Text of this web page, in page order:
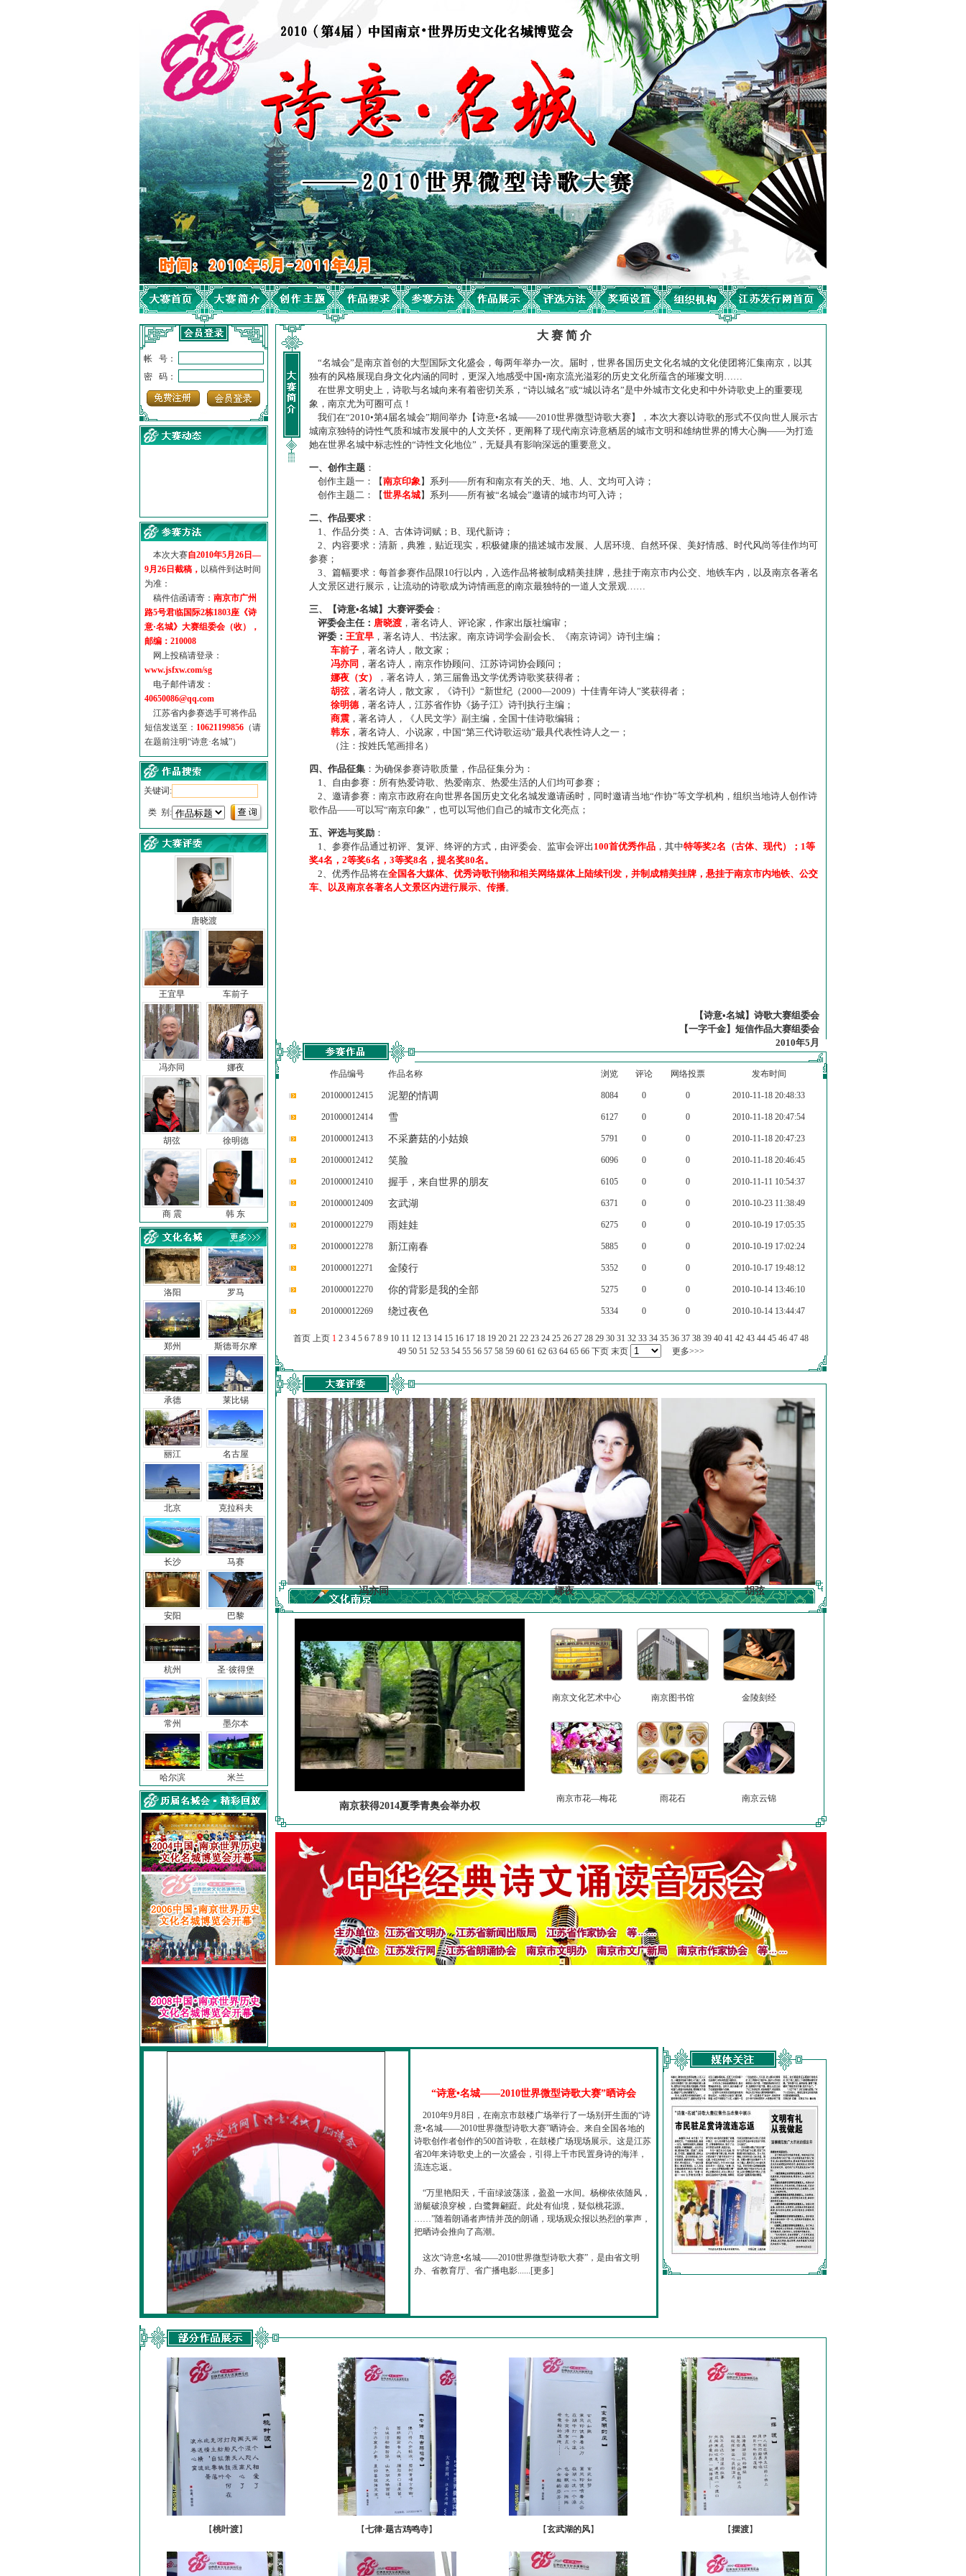
帐 号：
密 码：
诗意名城·地铁时间
·地铁完美呈现【诗意·名城...
参赛作品多达5000多首
“诗意·名城”晒诗会
特别通知--致广大诗词爱好...
本次大赛自2010年5月26日—
9月26日截稿， 以稿件到达时间
为准：
稿件信函请寄： 南京市广州
路5号君临国际2栋1803座《诗
意·名城》大赛组委会（收），
邮编：210008
网上投稿请登录：
www.jsfxw.com/sg
电子邮件请发：
40650086@qq.com
江苏省内参赛选手可将作品
短信发送至： 10621199856 （请
在题前注明“诗意·名城”）
关键词:
类 别:
唐晓渡
王宜早 车前子
冯亦同 娜夜
胡弦 徐明德
商 震 韩 东
洛阳
郑州
承德
丽江
北京
长沙
安阳
杭州
常州
哈尔滨
罗马
斯德哥尔摩
莱比锡
名古屋
克拉科夫
马赛
巴黎
圣·彼得堡
墨尔本
米兰
大 赛 简 介
“名城会”是南京首创的大型国际文化盛会，每两年举办一次。届时，世界各国历史文化名城的文化使团将汇集南京，以其
独有的风格展现自身文化内涵的同时，更深入地感受中国•南京流光溢彩的历史文化所蕴含的璀璨文明……
在世界文明史上，诗歌与名城向来有着密切关系，“诗以城名”或“城以诗名”是中外城市文化史和中外诗歌史上的重要现
象，南京尤为可圈可点！
我们在“2010•第4届名城会”期间举办【诗意•名城——2010世界微型诗歌大赛】，本次大赛以诗歌的形式不仅向世人展示古
城南京独特的诗性气质和城市发展中的人文关怀，更阐释了现代南京诗意栖居的城市文明和雄纳世界的博大心胸——为打造
她在世界名城中标志性的“诗性文化地位”，无疑具有影响深远的重要意义。
一、创作主题 ：
创作主题一：【南京印象】系列——所有和南京有关的天、地、人、文均可入诗；
创作主题二：【世界名城】系列——所有被“名城会”邀请的城市均可入诗；
二、作品要求 ：
1、作品分类：A、古体诗词赋；B、现代新诗；
2、内容要求：清新，典雅，贴近现实，积极健康的描述城市发展、人居环境、自然环保、美好情感、时代风尚等佳作均可
参赛；
3、篇幅要求：每首参赛作品限10行以内，入选作品将被制成精美挂牌，悬挂于南京市内公交、地铁车内，以及南京各著名
人文景区进行展示，让流动的诗歌成为诗情画意的南京最独特的一道人文景观……
三、【诗意•名城】大赛评委会 ：
评委会主任： 唐晓渡 ，著名诗人、评论家，作家出版社编审；
评委： 王宜早 ，著名诗人、书法家。南京诗词学会副会长、《南京诗词》诗刊主编；
车前子 ，著名诗人，散文家；
冯亦同 ，著名诗人，南京作协顾问、江苏诗词协会顾问；
娜夜（女）
，著名诗人，第三届鲁迅文学优秀诗歌奖获得者；
胡弦，著名诗人，散文家，《诗刊》“新世纪（2000—2009）十佳青年诗人”奖获得者；
徐明德，著名诗人，江苏省作协《扬子江》诗刊执行主编；
商震 ，著名诗人，《人民文学》副主编，全国十佳诗歌编辑；
韩东 ，著名诗人、小说家，中国“第三代诗歌运动”最具代表性诗人之一；
（注：按姓氏笔画排名）
四、作品征集 ：为确保参赛诗歌质量，作品征集分为：
1、自由参赛：所有热爱诗歌、热爱南京、热爱生活的人们均可参赛；
2、邀请参赛：南京市政府在向世界各国历史文化名城发邀请函时，同时邀请当地“作协”等文学机构，组织当地诗人创作诗
歌作品——可以写“南京印象”，也可以写他们自己的城市文化亮点；
五、评选与奖励 ：
1、参赛作品通过初评、复评、终评的方式，由评委会、监审会评出 100首优秀作品 ，其中特等奖2名（古体、现代）；1等
奖4名，2等奖6名，3等奖8名，提名奖80名。
2、优秀作品将在全国各大媒体、优秀诗歌刊物和相关网络媒体上陆续刊发，并制成精美挂牌，悬挂于南京市内地铁、公交
车、以及南京各著名人文景区内进行展示、传播。
【诗意•名城】诗歌大赛组委会
【一字千金】短信作品大赛组委会
2010年5月
作品编号 作品名称 浏览 评论 网络投票 发布时间
201000012415 泥塑的情调 8084 0 0 2010-11-18 20:48:33
201000012414 雪 6127 0 0 2010-11-18 20:47:54
201000012413 不采蘑菇的小姑娘 5791 0 0 2010-11-18 20:47:23
201000012412 笑脸 6096 0 0 2010-11-18 20:46:45
201000012410 握手，来自世界的朋友 6105 0 0 2010-11-11 10:54:37
201000012409 玄武湖 6371 0 0 2010-10-23 11:38:49
201000012279 雨娃娃 6275 0 0 2010-10-19 17:05:35
201000012278 新江南春 5885 0 0 2010-10-19 17:02:24
201000012271 金陵行 5352 0 0 2010-10-17 19:48:12
201000012270 你的背影是我的全部 5275 0 0 2010-10-14 13:46:10
201000012269 绕过夜色 5334 0 0 2010-10-14 13:44:47
首页 上页 1 2 3 4 5 6 7 8 9 10 11 12 13 14 15 16 17 18 19 20 21 22 23 24 25 26 27 28 29 30 31 32 33 34 35 36 37 38 39 40 41 42 43 44 45 46 47 48
49 50 51 52 53 54 55 56 57 58 59 60 61 62 63 64 65 66 下页 末页 更多>>>
车前子 冯亦同 娜夜 胡弦
南京文化艺术中心 南京图书馆 金陵刻经
南京市花—梅花 雨花石 南京云锦
南京获得2014夏季青奥会举办权
“诗意•名城——2010世界微型诗歌大赛”晒诗会
2010年9月8日，在南京市鼓楼广场举行了一场别开生面的“诗
意•名城——2010世界微型诗歌大赛”晒诗会。来自全国各地的
诗歌创作者创作的500首诗歌，在鼓楼广场现场展示。这是江苏
省20年来诗歌史上的一次盛会，引得上千市民置身诗的海洋，
流连忘返。
“万里艳阳天，千亩绿波荡漾，盈盈一水间。杨柳依依随风，
游艇破浪穿梭，白鹭舞翩跹。此处有仙境，疑似桃花源。
……”随着朗诵者声情并茂的朗诵，现场观众报以热烈的掌声，
把晒诗会推向了高潮。
这次“诗意•名城——2010世界微型诗歌大赛”，是由省文明
办、省教育厅、省广播电影......[更多]
【桃叶渡】 【七律·题古鸡鸣寺】 【玄武湖的风】 【摆渡】